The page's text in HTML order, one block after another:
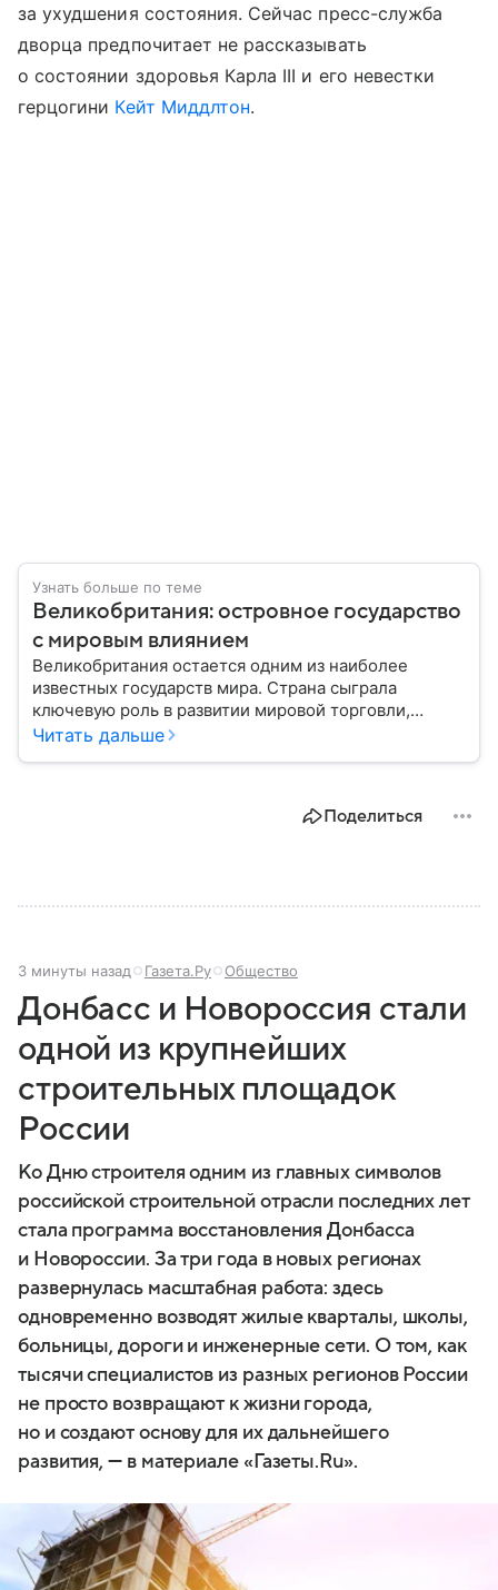
за ухудшения состояния. Сейчас пресс-служба
дворца предпочитает не рассказывать
о состоянии здоровья Карла III и его невестки
герцогини Кейт Миддлтон.
Узнать больше по теме
Великобритания: островное государство
с мировым влиянием
Великобритания остается одним из наиболее
известных государств мира. Страна сыграла
ключевую роль в развитии мировой торговли,
промышленности, науки и международных
Читать дальше
Поделиться
3 минуты назад Газета.Ру Общество
Донбасс и Новороссия стали
одной из крупнейших
строительных площадок
России
Ко Дню строителя одним из главных символов
российской строительной отрасли последних лет
стала программа восстановления Донбасса
и Новороссии. За три года в новых регионах
развернулась масштабная работа: здесь
одновременно возводят жилые кварталы, школы,
больницы, дороги и инженерные сети. О том, как
тысячи специалистов из разных регионов России
не просто возвращают к жизни города,
но и создают основу для их дальнейшего
развития, — в материале «Газеты.Ru».